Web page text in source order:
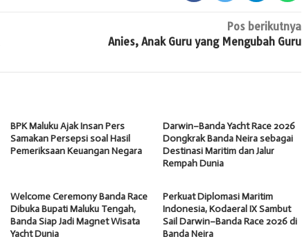
Pos berikutnya
Anies, Anak Guru yang Mengubah Guru
BPK Maluku Ajak Insan Pers
Samakan Persepsi soal Hasil
Pemeriksaan Keuangan Negara
Darwin–Banda Yacht Race 2026
Dongkrak Banda Neira sebagai
Destinasi Maritim dan Jalur
Rempah Dunia
Welcome Ceremony Banda Race
Dibuka Bupati Maluku Tengah,
Banda Siap Jadi Magnet Wisata
Yacht Dunia
Perkuat Diplomasi Maritim
Indonesia, Kodaeral IX Sambut
Sail Darwin–Banda Race 2026 di
Banda Neira